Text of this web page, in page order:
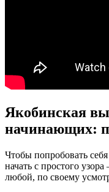
Якобинская
начинающих:
Чтобы попробовать
начать с простого
любой, по своему